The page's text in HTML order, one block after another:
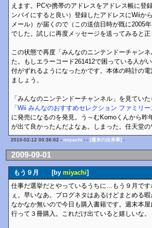
えます。PCや携帯のアドレスをアドレス帳に登
ンバイにすると良い）登録したアドレスにWiiか
メール）が届くので（この送信日時が既に2005
でした。試しに再度メッセージを送ってみると
この状態で再度「みんなのニンテンドーチャン
た。もしエラーコード261412で困っている人が
付がずれるようになったかです。本体の時計の
ましょう。
「みんなのニンテンドーチャンネル」を見てい
「Wii みんなのおすすめセレクション ファミリ
に発売になるのを発見。う～むKomoくんから昨
が出て良かったんだよなぁ。しまった。任天堂
2010-02-12 00:36:02 - miyachi - - [週末の出来事] -
2009-09-01
もう９月 [by miyachi]
仕事だ選挙だとやっているうちに…もう９月です
ぇ。早いなあ。ブログネタはあるけどまとめる暇
なかなか無いので今日も購入書籍です。週末本屋
行って３冊購入。これだけ出ていると嬉しいな。